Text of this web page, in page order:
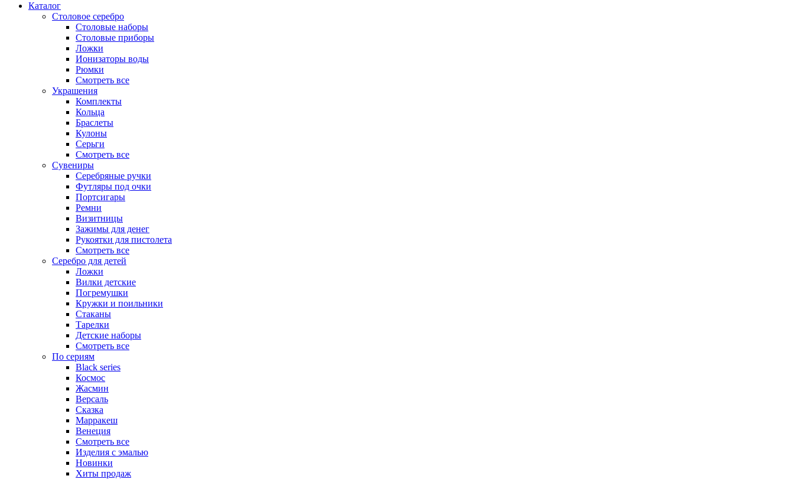
Каталог
Столовое серебро
Столовые наборы
Столовые приборы
Ложки
Ионизаторы воды
Рюмки
Смотреть все
Украшения
Комплекты
Кольца
Браслеты
Кулоны
Серьги
Смотреть все
Сувениры
Серебряные ручки
Футляры под очки
Портсигары
Ремни
Визитницы
Зажимы для денег
Рукоятки для пистолета
Смотреть все
Серебро для детей
Ложки
Вилки детские
Погремушки
Кружки и поильники
Стаканы
Тарелки
Детские наборы
Смотреть все
По сериям
Black series
Космос
Жасмин
Версаль
Сказка
Марракеш
Венеция
Смотреть все
Изделия с эмалью
Новинки
Хиты продаж